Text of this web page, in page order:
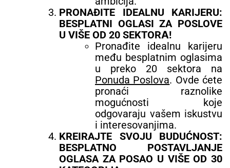
PRONAĐITE IDEALNU KARIJERU:
BESPLATNI OGLASI ZA POSLOVE
U VIŠE OD 20 SEKTORА!
Pronađite idealnu karijeru
među besplatnim oglasima
u preko 20 sektora na
Ponuda Poslova. Ovde ćete
pronaći raznolike
mogućnosti koje
odgovaraju vašem iskustvu
i interesovanjima.
KREIRAJTE SVOJU BUDUĆNOST:
BESPLATNO POSTAVLJANJE
OGLASA ZA POSAO U VIŠE OD 30